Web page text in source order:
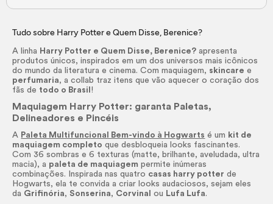
Tudo sobre Harry Potter e Quem Disse, Berenice?
A linha Harry Potter e Quem Disse, Berenice? apresenta
produtos únicos, inspirados em um dos universos mais icônicos
do mundo da literatura e cinema. Com maquiagem, skincare e
perfumaria, a collab traz itens que vão aquecer o coração dos
fãs de todo o Brasil !
Maquiagem Harry Potter: garanta Paletas,
Delineadores e Pincéis
A Paleta Multifuncional Bem-vindo à Hogwarts é um kit de
maquiagem completo que desbloqueia looks fascinantes.
Com 36 sombras e 6 texturas (matte, brilhante, aveludada, ultra
macia), a paleta de maquiagem permite inúmeras
combinações. Inspirada nas quatro casas harry potter de
Hogwarts, ela te convida a criar looks audaciosos, sejam eles
da Grifinória,Sonserina, Corvinal ou Lufa Lufa.